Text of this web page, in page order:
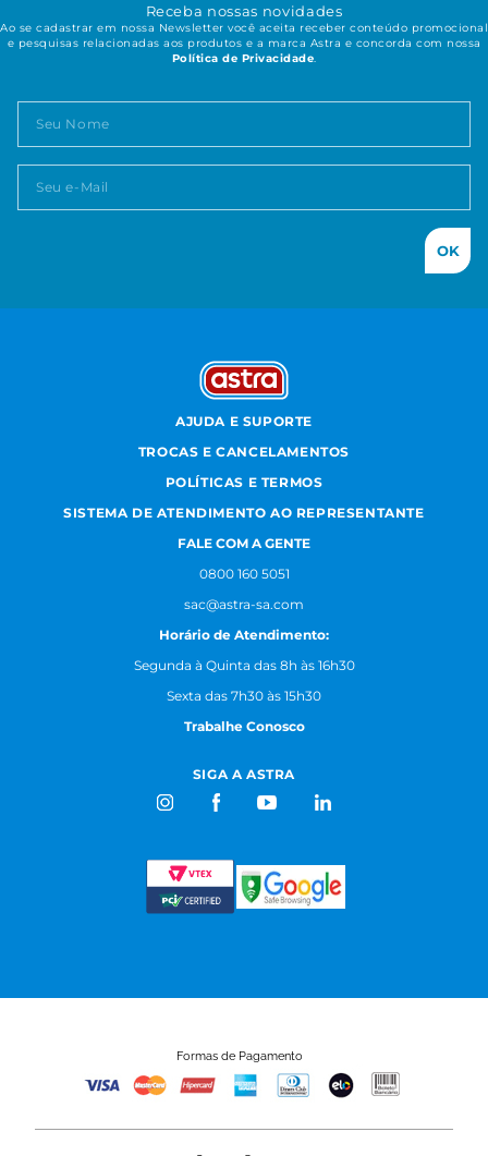
Receba nossas novidades
Ao se cadastrar em nossa Newsletter você aceita receber conteúdo promocional
e pesquisas relacionadas aos produtos e a marca Astra e concorda com nossa
Política de Privacidade
OK
AJUDA E SUPORTE
TROCAS E CANCELAMENTOS
POLÍTICAS E TERMOS
SISTEMA DE ATENDIMENTO AO REPRESENTANTE
FALE COM A GENTE
0800 160 5051
sac@astra-sa.com
Horário de Atendimento:
Segunda à Quinta das 8h às 16h30
Sexta das 7h30 às 15h30
Trabalhe Conosco
SIGA A ASTRA
Formas de Pagamento